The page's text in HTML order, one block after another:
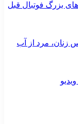
بزرگ فوتبال قبل
زنان، مرد از آب